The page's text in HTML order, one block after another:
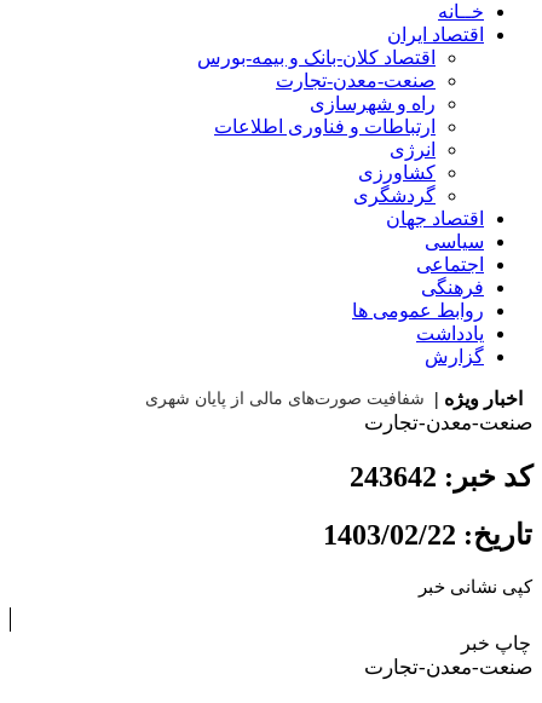
خــانه
اقتصاد ایران
اقتصاد کلان-بانک و بیمه-بورس
صنعت-معدن-تجارت
راه و شهرسازی
ارتباطات و فناوری اطلاعات
انرژی
کشاورزی
گردشگری
اقتصاد جهان
سیاسی
اجتماعی
فرهنگی
روابط عمومی ها
یادداشت
گزارش
اخبار ویژه | شفافیت صورت‌های مالی ا
صنعت-معدن-تجارت
کد خبر: 243642
تاریخ: 1403/02/22
کپی نشانی خبر
چاپ خبر
صنعت-معدن-تجارت